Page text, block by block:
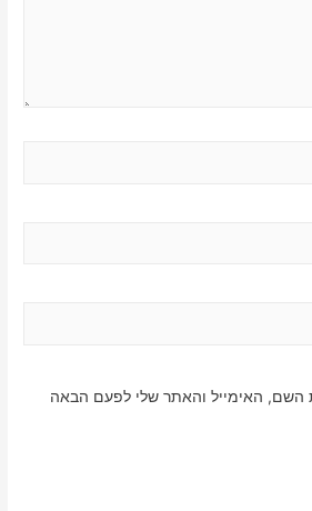
השם, האימייל והאתר שלי לפעם הבאה